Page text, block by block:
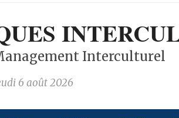
Interculturel
6 août 2026